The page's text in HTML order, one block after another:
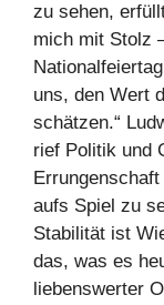
zu sehen,
mich mit Stolz
uns, den Wert
schätzen.“
rief Politik und
aufs Spiel zu
Stabilität ist
das, was es
liebenswerter